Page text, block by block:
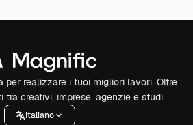
per realizzare i tuoi migliori lavori. Oltre
tra creativi, imprese, agenzie e studi.
Italiano